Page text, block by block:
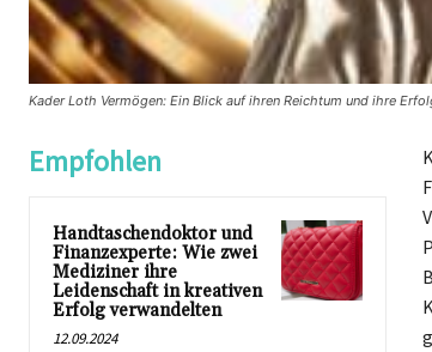
Kader Loth Vermögen: Ein Blick auf ihren Reichtum und ihre
Empfohlen
Handtaschendoktor und
Finanzexperte: Wie zwei
Mediziner ihre
Leidenschaft in kreativen
Erfolg verwandelten
12.09.2024